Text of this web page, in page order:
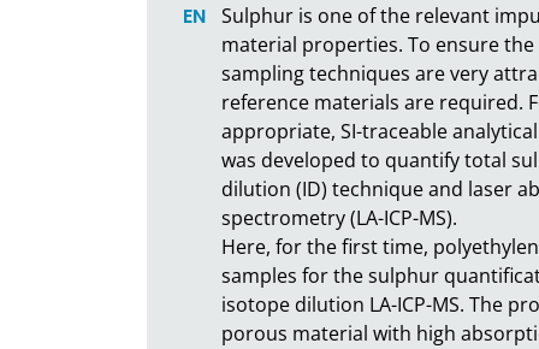
Sulphur is one of the relevant
material properties. To ensure
sampling techniques are very
reference materials are required.
appropriate, SI-traceable
was developed to quantify total
dilution (ID) technique and laser
spectrometry (LA-ICP-MS).
Here, for the first time,
samples for the sulphur
isotope dilution LA-ICP-MS. The
porous material with high